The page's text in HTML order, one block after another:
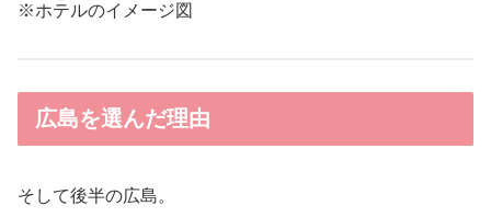
※ホテルのイメージ図
広島を選んだ理由
そして後半の広島。